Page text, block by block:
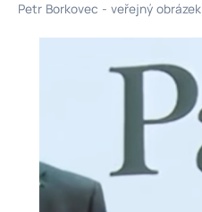
Petr Borkovec - veřejný obrázek